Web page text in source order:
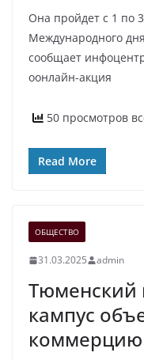
Она пройдет с 1 по
Международного
сообщает
оонлайн-акция
50 просмотров
Read More
ОБЩЕСТВО
31.03.2025 admin
Тюменский
кампус
коммерцию